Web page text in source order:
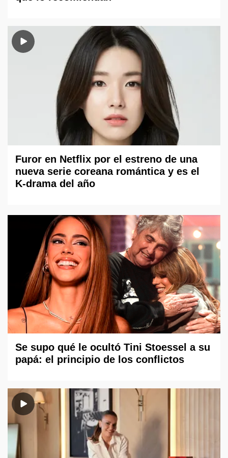
Furor en Netflix por el estreno de una
nueva serie coreana romántica y es el
K-drama del año
Se supo qué le ocultó Tini Stoessel a su
papá: el principio de los conflictos